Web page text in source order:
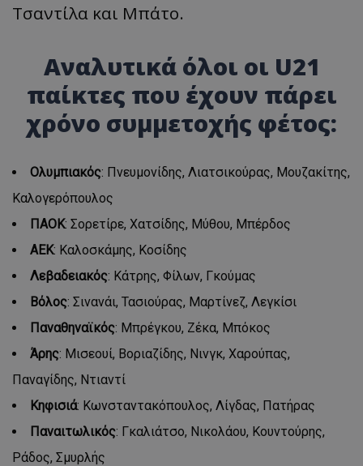
Τσαντίλα και Μπάτο.
Αναλυτικά όλοι οι U21
παίκτες που έχουν πάρει
χρόνο συμμετοχής φέτος:
Ολυμπιακός: Πνευμονίδης, Λιατσικούρας, Μουζακίτης,
Καλογερόπουλος
ΠΑΟΚ: Σορετίρε, Χατσίδης, Μύθου, Μπέρδος
ΑΕΚ: Kαλοσκάμης, Κοσίδης
Λεβαδειακός: Κάτρης, Φίλων, Γκούμας
Βόλος: Σινανάι, Τασιούρας, Μαρτίνεζ, Λεγκίσι
Παναθηναϊκός: Mπρέγκου, Ζέκα, Μπόκος
Άρης: Μισεουί, Βοριαζίδης, Νινγκ, Χαρούπας,
Παναγίδης, Ντιαντί
Κηφισιά: Κωνσταντακόπουλος, Λίγδας, Πατήρας
Παναιτωλικός: Γκαλιάτσο, Νικολάου, Κουντούρης,
Ράδος, Σμυρλής